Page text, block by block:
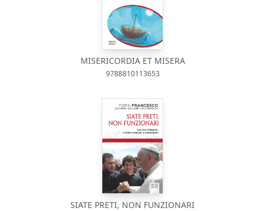
MISERICORDIA ET MISERA
9788810113653
SIATE PRETI, NON FUNZIONARI